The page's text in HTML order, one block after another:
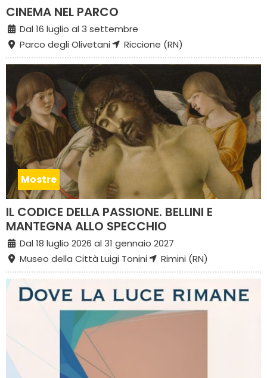
CINEMA NEL PARCO
Dal 16 luglio al 3 settembre
Parco degli Olivetani
Riccione (RN)
Mostre
IL CODICE DELLA PASSIONE. BELLINI E
MANTEGNA ALLO SPECCHIO
Dal 18 luglio 2026 al 31 gennaio 2027
Museo della Città Luigi Tonini
Rimini (RN)